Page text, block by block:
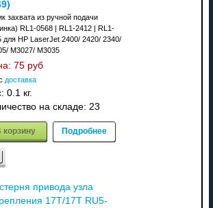
)
захвата из ручной подачи
RL1-0568 | RL1-2412 | RL1-
для HP LaserJet 2400/ 2420/ 2340/
M3027/ M3035
75 руб
доставка
0.1 кг.
на складе: 23
корзину Подробнее
привода узла
17T/17T RU5-